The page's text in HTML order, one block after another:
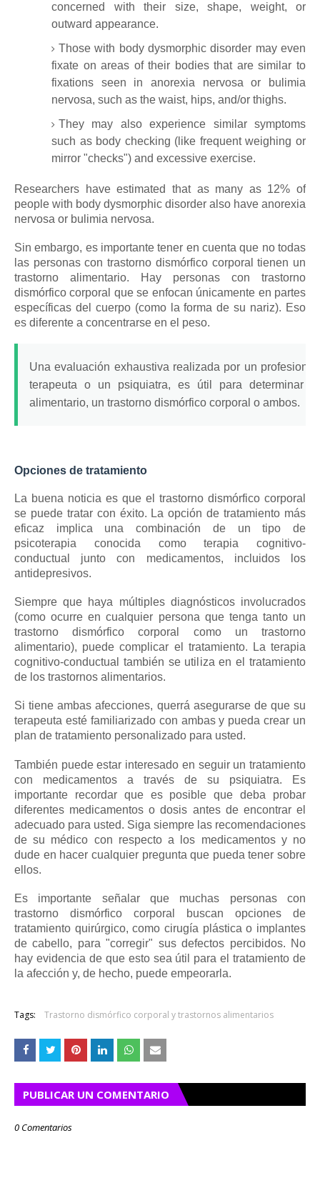
concerned with their size, shape, weight, or
outward appearance.
Those with body dysmorphic disorder may even
fixate on areas of their bodies that are similar to
fixations seen in anorexia nervosa or bulimia
nervosa, such as the waist, hips, and/or thighs.
They may also experience similar symptoms
such as body checking (like frequent weighing or
mirror "checks") and excessive exercise.
Researchers have estimated that as many as 12% of
people with body dysmorphic disorder also have anorexia
nervosa or bulimia nervosa.
Sin embargo, es importante tener en cuenta que no todas
las personas con trastorno dismórfico corporal tienen un
trastorno alimentario.
Hay personas con trastorno
dismórfico corporal que se enfocan únicamente en partes
específicas del cuerpo (como la forma de su nariz). Eso
es diferente a concentrarse en el peso.
Una evaluación exhaustiva realizada por un
terapeuta o un psiquiatra, es útil para determinar
alimentario, un trastorno dismórfico corporal o ambos.
Opciones de tratamiento
La buena noticia es que el trastorno dismórfico corporal
se puede tratar con éxito. La opción de tratamiento más
eficaz implica una combinación de un tipo de
psicoterapia conocida comoterapia cognitivo-
conductual
junto con medicamentos, incluidos los
antidepresivos.
Siempre que haya múltiples diagnósticos involucrados
(como ocurre en cualquier persona que tenga tanto un
trastorno dismórfico corporal como un trastorno
alimentario), puede complicar el tratamiento.
La terapia
cognitivo-conductual también se utiliza en el tratamiento
de los trastornos alimentarios.
Si tiene ambas afecciones, querrá asegurarse de que su
terapeuta esté familiarizado con ambas y pueda crear un
plan de tratamiento personalizado para usted.
También puede estar interesado en seguir un tratamiento
con medicamentos a través de su psiquiatra.
Es
importante recordar que es posible que deba probar
diferentes medicamentos o dosis antes de encontrar el
adecuado para usted. Siga siempre las recomendaciones
de su médico con respecto a los medicamentos y no
dude en hacer cualquier pregunta que pueda tener sobre
ellos.
Es importante señalar que muchas personas con
trastorno dismórfico corporal buscan opciones de
tratamiento quirúrgico, como cirugía plástica o implantes
de cabello, para "corregir" sus defectos percibidos. No
hay evidencia de que esto sea útil para el tratamiento de
la afección y, de hecho, puede empeorarla.
Tags: Trastorno dismórfico corporal y trastornos alimentarios
PUBLICAR UN COMENTARIO
0 Comentarios